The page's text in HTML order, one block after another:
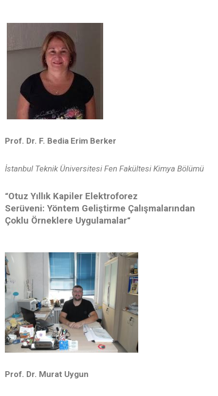
Prof. Dr. F. Bedia Erim Berker
İstanbul Teknik Üniversitesi Fen Fakültesi Kimya Bölümü
“Otuz Yıllık Kapiler Elektroforez
Serüveni: Yöntem Geliştirme Çalışmalarından
Çoklu Örneklere Uygulamalar“
Prof. Dr. Murat Uygun